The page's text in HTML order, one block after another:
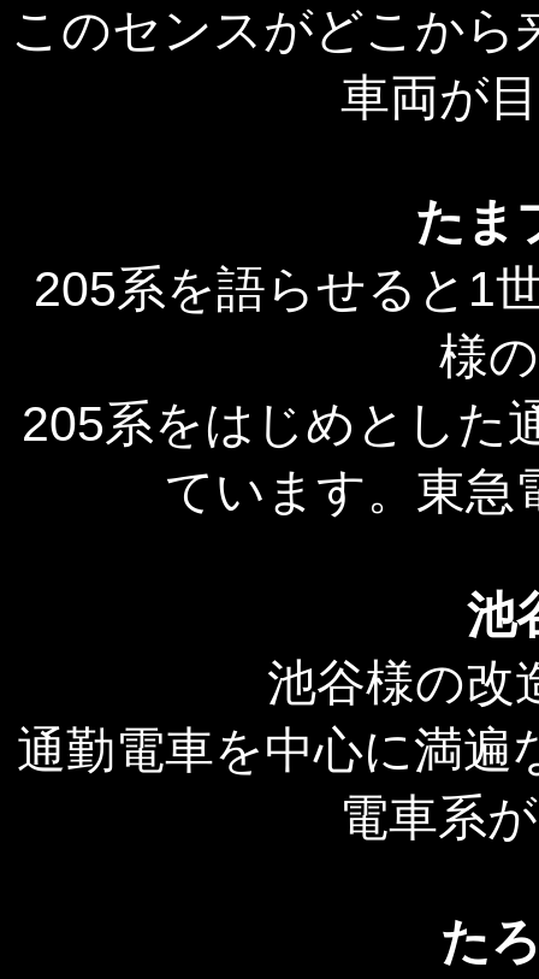
このセンスがどこか
車両が
たま
205系を語らせると1
様
205系をはじめとした
ています。東急
池
池谷様の改
通勤電車を中心に満遍
電車系
た